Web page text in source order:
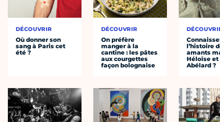
DÉCOUVRIR
Où donner son
sang à Paris cet
été ?
DÉCOUVRIR
On préfère
manger à la
cantine : les pâtes
aux courgettes
façon bolognaise
l’histoire
amants
Héloïse et
Abélard ?